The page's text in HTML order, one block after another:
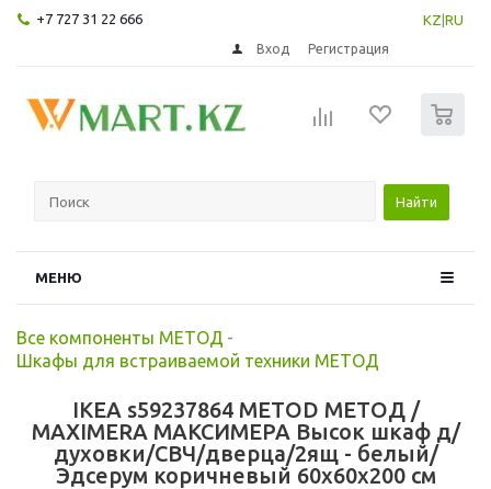
+7 727 31 22 666 KZ RU
Вход Регистрация
Найти
МЕНЮ
Все компоненты МЕТОД -
Шкафы для встраиваемой техники МЕТОД
IKEA s59237864 METOD МЕТОД /
MAXIMERA МАКСИМЕРА Высок шкаф д/
духовки/СВЧ/дверца/2ящ - белый/
Эдсерум коричневый 60x60x200 см